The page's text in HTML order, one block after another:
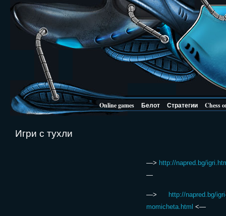
Online games Белот Стратегии Chess
Игри с тухли
—> http://napred.bg/
—
—>
http://napred.bg/
momicheta.html <—